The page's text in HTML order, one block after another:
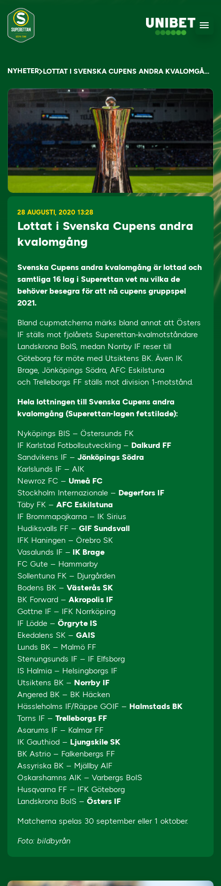
NYHETER LOTTAT I SVENSKA CUPENS ANDRA KVALOMGÅNG
28 AUGUSTI, 2020 13:28
Lottat i Svenska Cupens andra
kvalomgång
Svenska Cupens andra kvalomgång är lottad och
samtliga 16 lag i Superettan vet nu vilka de
behöver besegra för att nå cupens gruppspel
2021.
Bland cupmatcherna märks bland annat att Östers
IF ställs mot fjolårets Superettan-kvalmotståndare
Landskrona BoIS, medan Norrby IF reser till
Göteborg för möte med Utsiktens BK. Även IK
Brage, Jönköpings Södra, AFC Eskilstuna
och Trelleborgs FF ställs mot division 1-motstånd.
Hela lottningen till Svenska Cupens andra
kvalomgång (Superettan-lagen fetstilade):
Nyköpings BIS – Östersunds FK
IF Karlstad Fotbollsutveckling – Dalkurd FF
Sandvikens IF – Jönköpings Södra
Karlslunds IF – AIK
Newroz FC – Umeå FC
Stockholm Internazionale – Degerfors IF
Täby FK – AFC Eskilstuna
IF Brommapojkarna – IK Sirius
Hudiksvalls FF – GIF Sundsvall
IFK Haningen – Örebro SK
Vasalunds IF – IK Brage
FC Gute – Hammarby
Sollentuna FK – Djurgården
Bodens BK – Västerås SK
BK Forward – Akropolis IF
Gottne IF – IFK Norrköping
IF Lödde – Örgryte IS
Ekedalens SK – GAIS
Lunds BK – Malmö FF
Stenungsunds IF – IF Elfsborg
IS Halmia – Helsingborgs IF
Utsiktens BK – Norrby IF
Angered BK – BK Häcken
Hässleholms IF/Räppe GOIF – Halmstads BK
Torns IF – Trelleborgs FF
Asarums IF – Kalmar FF
IK Gauthiod – Ljungskile SK
BK Astrio – Falkenbergs FF
Assyriska BK – Mjällby AIF
Oskarshamns AIK – Varbergs BoIS
Husqvarna FF – IFK Göteborg
Landskrona BoIS – Östers IF
Matcherna spelas 30 september eller 1 oktober.
Foto: bildbyrån